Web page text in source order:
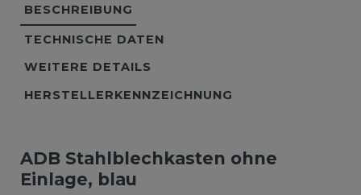
BESCHREIBUNG
TECHNISCHE DATEN
WEITERE DETAILS
HERSTELLERKENNZEICHNUNG
ADB Stahlblechkasten ohne
Einlage, blau